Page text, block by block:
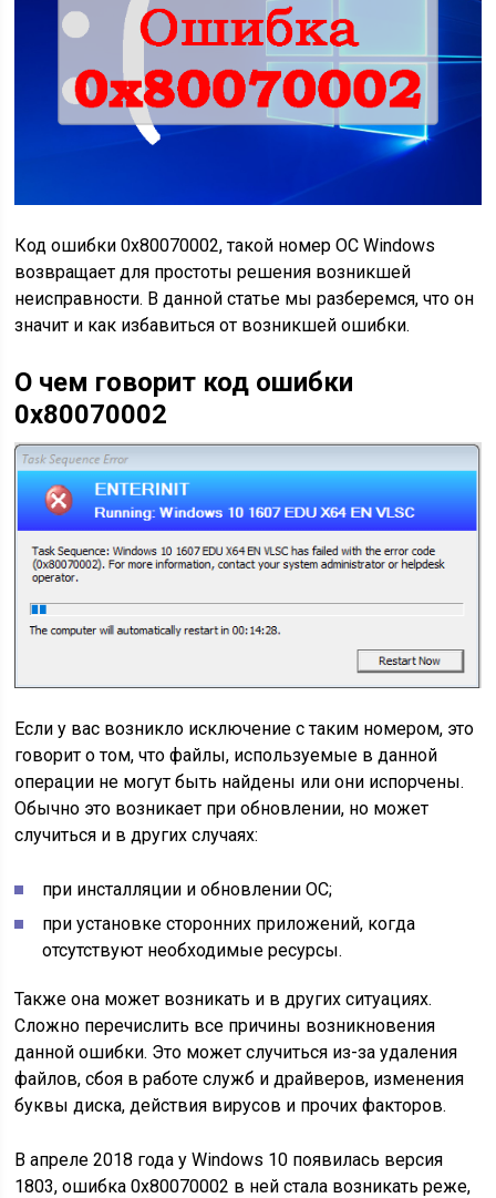
Код ошибки 0x80070002, такой номер ОС Windows
возвращает для простоты решения возникшей
неисправности. В данной статье мы разберемся, что он
значит и как избавиться от возникшей ошибки.
О чем говорит код ошибки
0x80070002
Если у вас возникло исключение с таким номером, это
говорит о том, что файлы, используемые в данной
операции не могут быть найдены или они испорчены.
Обычно это возникает при обновлении, но может
случиться и в других случаях:
при инсталляции и обновлении ОС;
при установке сторонних приложений, когда
отсутствуют необходимые ресурсы.
Также она может возникать и в других ситуациях.
Сложно перечислить все причины возникновения
данной ошибки. Это может случиться из-за удаления
файлов, сбоя в работе служб и драйверов, изменения
буквы диска, действия вирусов и прочих факторов.
В апреле 2018 года у Windows 10 появилась версия
1803, ошибка 0x80070002 в ней стала возникать реже,